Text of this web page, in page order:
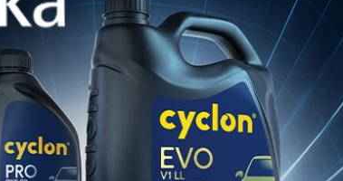
PRODUKTE ANSEHEN